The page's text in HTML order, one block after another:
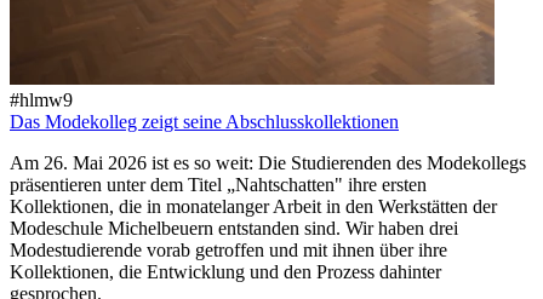
#hlmw9
Das Modekolleg zeigt seine Abschlusskollektionen
Am 26. Mai 2026 ist es so weit: Die Studierenden des Modekollegs
präsentieren unter dem Titel „Nahtschatten" ihre ersten
Kollektionen, die in monatelanger Arbeit in den Werkstätten der
Modeschule Michelbeuern entstanden sind. Wir haben drei
Modestudierende vorab getroffen und mit ihnen über ihre
Kollektionen, die Entwicklung und den Prozess dahinter
gesprochen.